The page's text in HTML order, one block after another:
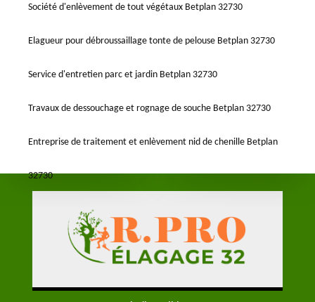
Société d'enlèvement de tout végétaux Betplan 32730
Elagueur pour débroussaillage tonte de pelouse Betplan 32730
Service d'entretien parc et jardin Betplan 32730
Travaux de dessouchage et rognage de souche Betplan 32730
Entreprise de traitement et enlèvement nid de chenille Betplan
32730